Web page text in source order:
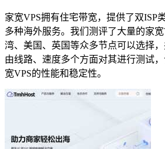
家宽VPS拥有住宅带宽，提供了双ISP
多种海外服务。我们测评了大量的家
湾、美国、英国等众多节点可以选择
由线路、速度多个方面对其进行测试
宽VPS的性能和稳定性。